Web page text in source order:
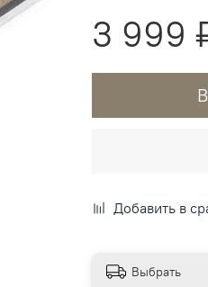
3 999
Добавить в
Выбрать